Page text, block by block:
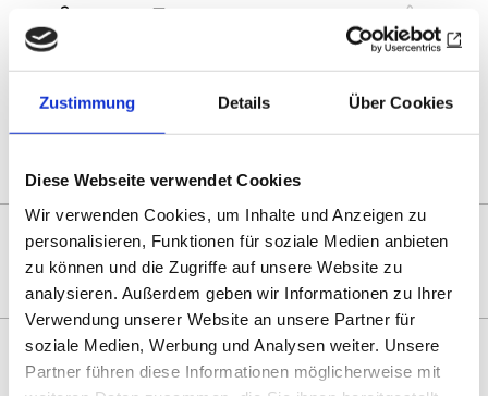
Zustimmung Details Über Cookies
Diese Webseite verwendet Cookies
Wir verwenden Cookies, um Inhalte und Anzeigen zu
personalisieren, Funktionen für soziale Medien anbieten
zu können und die Zugriffe auf unsere Website zu
analysieren. Außerdem geben wir Informationen zu Ihrer
Verwendung unserer Website an unsere Partner für
soziale Medien, Werbung und Analysen weiter. Unsere
Partner führen diese Informationen möglicherweise mit
Zur Übersicht
DAS KÖNNTE SIE AUCH
INTERESSIEREN